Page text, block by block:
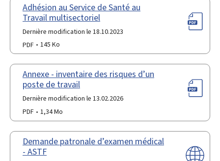
Adhésion au Service de Santé au
Travail multisectoriel
Dernière modification le 18.10.2023
PDF
145 Ko
Annexe - inventaire des risques d’un
poste de travail
Dernière modification le 13.02.2026
PDF
1,34 Mo
Demande patronale d’examen médical
- ASTF